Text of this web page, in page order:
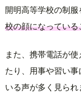
開明高等学校の制服
校の顔になっている
また、携帯電話が
たり、用事や習い
いる声が多く見られ